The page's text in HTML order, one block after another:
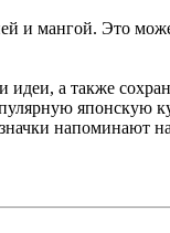
и мангой. Это
а также
японскую
напоминают